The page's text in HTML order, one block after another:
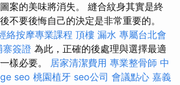
案的美味將消失。 縫合紋身其實是終
不要後悔自己的決定是非常重要的。
絡按摩專業課程 頂樓 漏水 專屬台北會
寨簽證 為此，正確的後處理與選擇最適
樣必要。 居家清潔費用 專業整骨師 中
seo 桃園植牙 seo公司 會議點心 嘉義